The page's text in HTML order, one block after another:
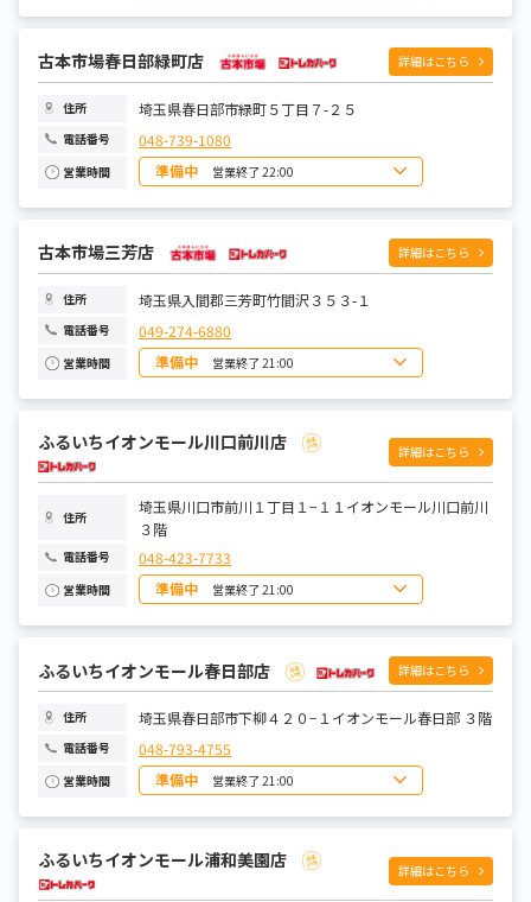
日曜日 10:00~22:00
月曜日
水曜日 10:00~22:00
木曜日 10:00~22:00
金曜日
土曜日 10:00~22:00
古本市場春日部緑町店 詳細はこちら
住所 埼玉県春日部市緑町５丁目７-２５
電話番号 048-739-1080
営業時間 準備中 営業終了 22:00
日曜日 10:00~22:00
月曜日
水曜日
木曜日
金曜日
土曜日 10:00~22:00
古本市場三芳店 詳細はこちら
住所 埼玉県入間郡三芳町竹間沢３５３-１
電話番号 049-274-6880
営業時間 準備中 営業終了 21:00
日曜日 10:00~21:00
月曜日
水曜日 10:00~21:00
木曜日 10:00~21:00
土曜日 10:00~21:00
ふるいちイオンモール川口前川店 詳細はこちら
住所
埼玉県川口市前川１丁目１−１１イオンモール川口前川
３階
電話番号 048-423-7733
営業時間 準備中 営業終了 21:00
日曜日 10:00~21:00
月曜日
水曜日 10:00~21:00
木曜日 10:00~21:00
金曜日
土曜日 10:00~21:00
ふるいちイオンモール春日部店 詳細はこちら
住所 埼玉県春日部市下柳４２０−１イオンモール春日部 ３階
電話番号 048-793-4755
営業時間 準備中 営業終了 21:00
日曜日 10:00~21:00
月曜日
水曜日 10:00~21:00
木曜日 10:00~21:00
ふるいちイオンモール浦和美園店 詳細はこちら